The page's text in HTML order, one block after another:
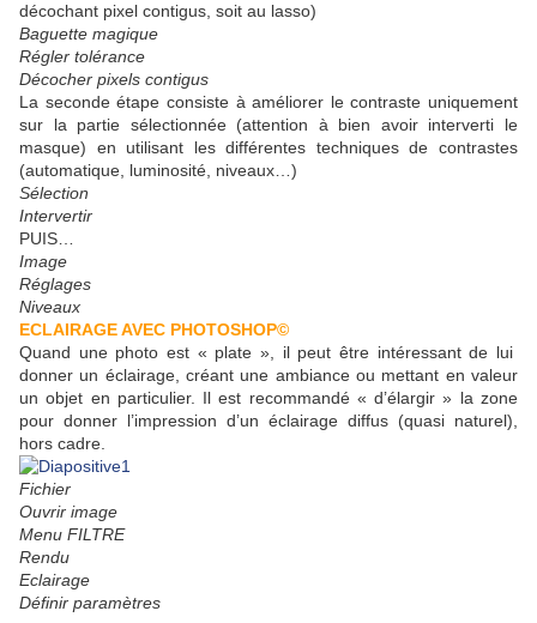
décochant pixel contigus, soit au lasso)
Baguette magique
Régler tolérance
Décocher pixels contigus
La seconde étape consiste à améliorer le contraste uniquement
sur la partie sélectionnée (attention à bien avoir interverti le
masque) en utilisant les différentes techniques de contrastes
(automatique, luminosité, niveaux…)
Sélection
Intervertir
PUIS…
Image
Réglages
Niveaux
ECLAIRAGE AVEC PHOTOSHOP©
Quand une photo est « plate », il peut être intéressant de lui
donner un éclairage, créant une ambiance ou mettant en valeur
un objet en particulier. Il est recommandé « d’élargir » la zone
pour donner l’impression d’un éclairage diffus (quasi naturel),
hors cadre.
Fichier
Ouvrir image
Menu FILTRE
Rendu
Eclairage
Définir paramètres